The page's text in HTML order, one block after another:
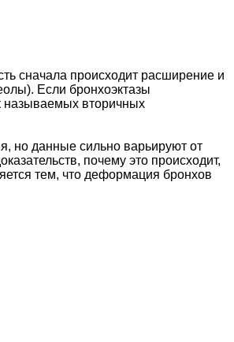
сначала происходит расширение и
Если бронхоэктазы
называемых вторичных
но данные сильно варьируют от
почему это происходит,
тем, что деформация бронхов